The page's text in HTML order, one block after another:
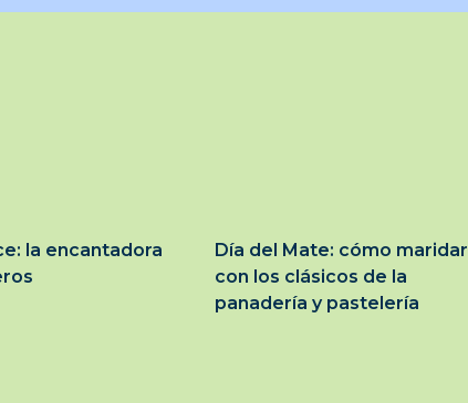
la encantadora
Día del Mate: cómo maridar
con los clásicos de la
panadería y pastelería